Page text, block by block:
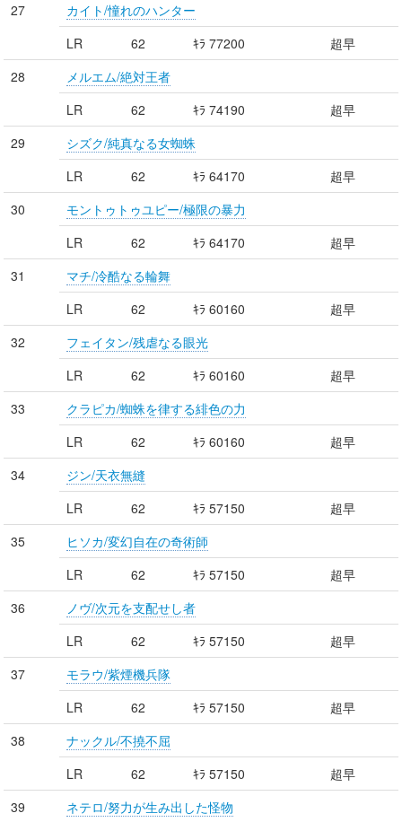
27
カイト/憧れのハンター
LR
62 ｷﾗ 77200
超早
28
メルエム/絶対王者
LR
62 ｷﾗ 74190
超早
29
シズク/純真なる女蜘蛛
LR
62 ｷﾗ 64170
超早
30
モントゥトゥユピー/極限の暴力
LR
62 ｷﾗ 64170
超早
31
マチ/冷酷なる輪舞
LR
62 ｷﾗ 60160
超早
32
フェイタン/残虐なる眼光
LR
62 ｷﾗ 60160
超早
33
クラピカ/蜘蛛を律する緋色の力
LR
62 ｷﾗ 60160
超早
34
ジン/天衣無縫
LR
62 ｷﾗ 57150
超早
35
ヒソカ/変幻自在の奇術師
LR
62 ｷﾗ 57150
超早
36
ノヴ/次元を支配せし者
LR
62 ｷﾗ 57150
超早
37
モラウ/紫煙機兵隊
LR
62 ｷﾗ 57150
超早
38
ナックル/不撓不屈
LR
62 ｷﾗ 57150
超早
39
ネテロ/努力が生み出した怪物